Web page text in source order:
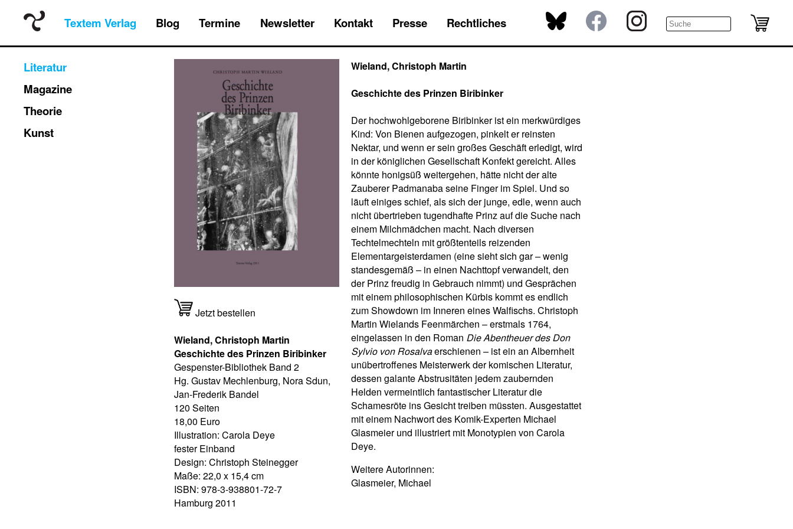
Textem Verlag Blog Termine Newsletter Kontakt Presse Rechtliches
Literatur
Magazine
Theorie
Kunst
Wieland, Christoph Martin
Geschichte des Prinzen Biribinker
Der hochwohlgeborene Biribinker ist ein merkwürdiges
Kind: Von Bienen aufgezogen, pinkelt er reinsten
Nektar, und wenn er sein großes Geschäft erledigt, wird
in der königlichen Gesellschaft Konfekt gereicht. Alles
könnte honigsüß weitergehen, hätte nicht der alte
Zauberer Padmanaba seine Finger im Spiel. Und so
läuft einiges schief, als sich der junge, edle, wenn auch
nicht übertrieben tugendhafte Prinz auf die Suche nach
einem Milchmädchen macht. Nach diversen
Techtelmechteln mit größtenteils reizenden
Elementargeisterdamen (eine sieht sich gar – wenig
standesgemäß – in einen Nachttopf verwandelt, den
der Prinz freudig in Gebrauch nimmt) und Gesprächen
mit einem philosophischen Kürbis kommt es endlich
zum Showdown im Inneren eines Walfischs. Christoph
Martin Wielands Feenmärchen – erstmals 1764,
eingelassen in den Roman Die Abentheuer des Don
Sylvio von Rosalvaerschienen – ist ein an Albernheit
unübertroffenes Meisterwerk der komischen Literatur,
dessen galante Abstrusitäten jedem zaubernden
Helden vermeintlich fantastischer Literatur die
Schamesröte ins Gesicht treiben müssten. Ausgestattet
mit einem Nachwort des Komik-Experten Michael
Glasmeier und illustriert mit Monotypien von Carola
Deye.
Weitere Autorinnen:
Glasmeier, Michael
Jetzt bestellen
Wieland, Christoph Martin
Geschichte des Prinzen Biribinker
Gespenster-Bibliothek Band 2
Hg. Gustav Mechlenburg, Nora Sdun,
Jan-Frederik Bandel
120 Seiten
18,00 Euro
Illustration: Carola Deye
fester Einband
Design: Christoph Steinegger
Maße: 22,0 x 15,4 cm
ISBN: 978-3-938801-72-7
Hamburg 2011